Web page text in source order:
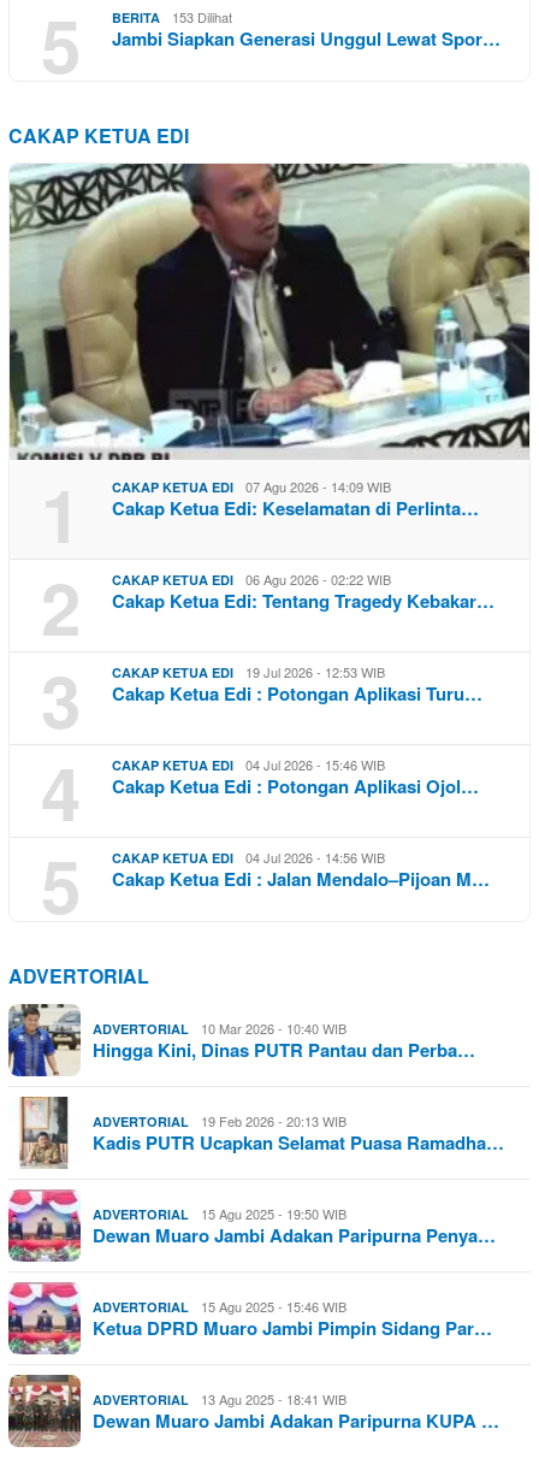
5
BERITA 153 Dilihat
Jambi Siapkan Generasi Unggul Lewat Spor…
CAKAP KETUA EDI
1 CAKAP KETUA EDI 07 Agu 2026 - 14:09 WIB
Cakap Ketua Edi: Keselamatan di Perlinta…
2 CAKAP KETUA EDI 06 Agu 2026 - 02:22 WIB
Cakap Ketua Edi: Tentang Tragedy Kebakar…
3 CAKAP KETUA EDI 19 Jul 2026 - 12:53 WIB
Cakap Ketua Edi : Potongan Aplikasi Turu…
4 CAKAP KETUA EDI 04 Jul 2026 - 15:46 WIB
Cakap Ketua Edi : Potongan Aplikasi Ojol…
5 CAKAP KETUA EDI 04 Jul 2026 - 14:56 WIB
Cakap Ketua Edi : Jalan Mendalo–Pijoan M…
ADVERTORIAL
ADVERTORIAL 10 Mar 2026 - 10:40 WIB
Hingga Kini, Dinas PUTR Pantau dan Perba…
ADVERTORIAL 19 Feb 2026 - 20:13 WIB
Kadis PUTR Ucapkan Selamat Puasa Ramadha…
ADVERTORIAL 15 Agu 2025 - 19:50 WIB
Dewan Muaro Jambi Adakan Paripurna Penya…
ADVERTORIAL 15 Agu 2025 - 15:46 WIB
Ketua DPRD Muaro Jambi Pimpin Sidang Par…
ADVERTORIAL 13 Agu 2025 - 18:41 WIB
Dewan Muaro Jambi Adakan Paripurna KUPA …